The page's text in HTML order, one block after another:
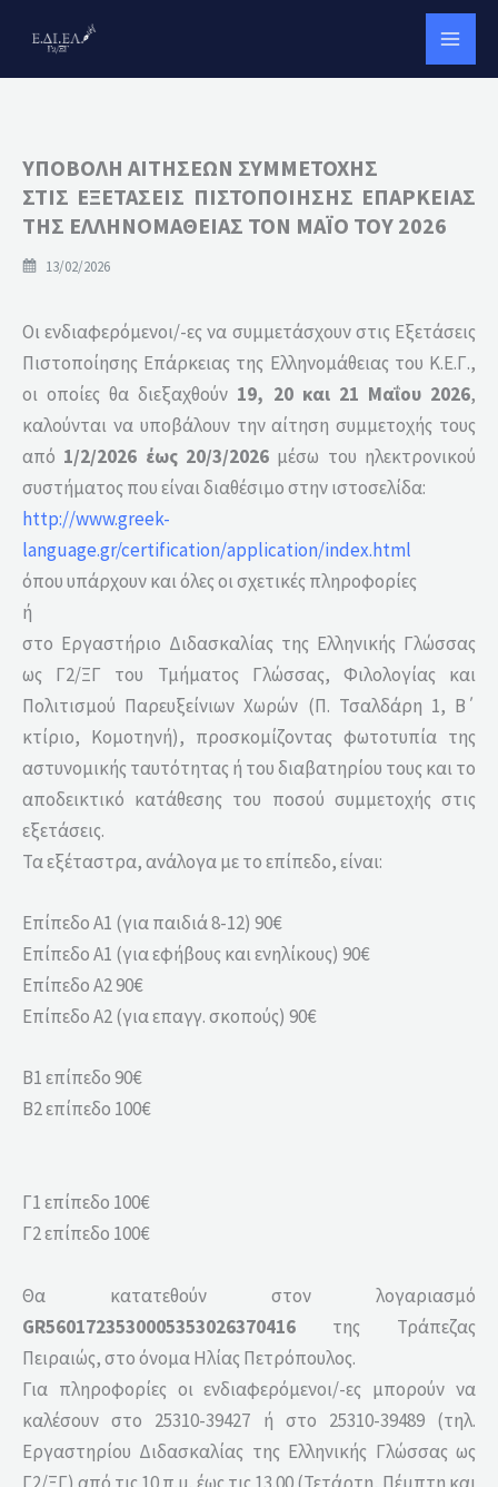
περιεχόμενο
ΥΠΟΒΟΛΗ ΑΙΤΗΣΕΩΝ ΣΥΜΜΕΤΟΧΗΣ
ΣΤΙΣ ΕΞΕΤΑΣΕΙΣ ΠΙΣΤΟΠΟΙΗΣΗΣ ΕΠΑΡΚΕΙΑΣ
ΤΗΣ ΕΛΛΗΝΟΜΑΘΕΙΑΣ ΤΟΝ ΜΑΪΟ ΤΟΥ 2026
13/02/2026
Οι ενδιαφερόμενοι/-ες να συμμετάσχουν στις Εξετάσεις
Πιστοποίησης Επάρκειας της Ελληνομάθειας του Κ.Ε.Γ.,
οι οποίες θα διεξαχθούν 19, 20 και 21 Μαΐου 2026,
καλούνται να υποβάλουν την αίτηση συμμετοχής τους
από 1/2/2026 έως 20/3/2026 μέσω του ηλεκτρονικού
συστήματος που είναι διαθέσιμο στην ιστοσελίδα:
http://www.greek-
language.gr/certification/application/index.html
όπου υπάρχουν και όλες οι σχετικές πληροφορίες
ή
στο Εργαστήριο Διδασκαλίας της Ελληνικής Γλώσσας
ως Γ2/ΞΓ του Τμήματος Γλώσσας, Φιλολογίας και
Πολιτισμού Παρευξείνιων Χωρών (Π. Τσαλδάρη 1, Β΄
κτίριο, Κομοτηνή), προσκομίζοντας φωτοτυπία της
αστυνομικής ταυτότητας ή του διαβατηρίου τους και το
αποδεικτικό κατάθεσης του ποσού συμμετοχής στις
εξετάσεις.
Τα εξέταστρα, ανάλογα με το επίπεδο, είναι:
Επίπεδο A1 (για παιδιά 8-12) 90€
Επίπεδο A1 (για εφήβους και ενηλίκους) 90€
Επίπεδο A2 90€
Επίπεδο A2 (για επαγγ. σκοπούς) 90€
Β1 επίπεδο 90€
Β2 επίπεδο 100€
Γ1 επίπεδο 100€
Γ2 επίπεδο 100€
Θα κατατεθούν στον λογαριασμό
GR5601723530005353026370416 της Τράπεζας
Πειραιώς, στο όνομα Ηλίας Πετρόπουλος.
Για πληροφορίες οι ενδιαφερόμενοι/-ες μπορούν να
καλέσουν στο 25310-39427 ή στο 25310-39489 (τηλ.
Εργαστηρίου Διδασκαλίας της Ελληνικής Γλώσσας ως
Γ2/ΞΓ) από τις 10 π.μ. έως τις 13.00 (Τετάρτη, Πέμπτη και